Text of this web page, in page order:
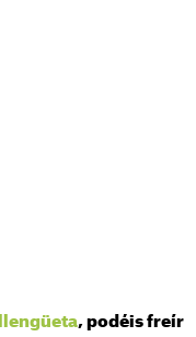
, podéis freír